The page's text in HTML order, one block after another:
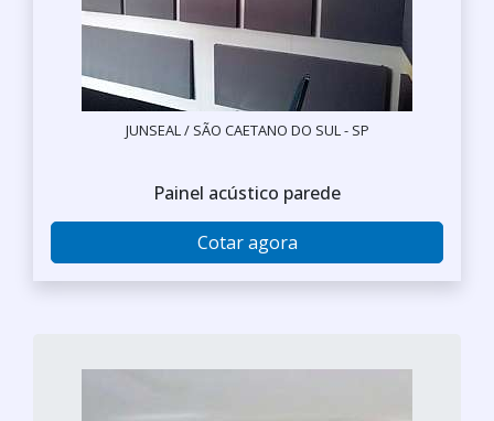
JUNSEAL / SÃO CAETANO DO SUL - SP
Painel acústico parede
Cotar agora